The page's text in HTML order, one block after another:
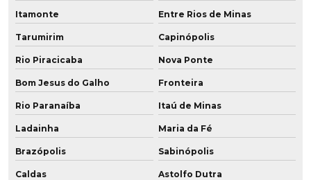
Itamonte Entre Rios de Minas
Tarumirim Capinópolis
Rio Piracicaba Nova Ponte
Bom Jesus do Galho Fronteira
Rio Paranaíba Itaú de Minas
Ladainha Maria da Fé
Brazópolis Sabinópolis
Caldas Astolfo Dutra